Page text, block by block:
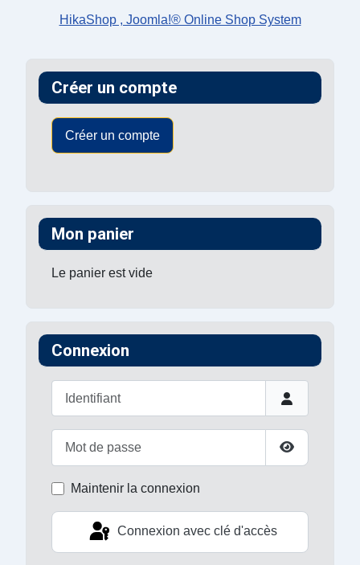
HikaShop , Joomla!® Online Shop System
Créer un compte
Créer un compte
Mon panier
Le panier est vide
Connexion
Afficher le
Maintenir la connexion
Connexion avec clé d'accès